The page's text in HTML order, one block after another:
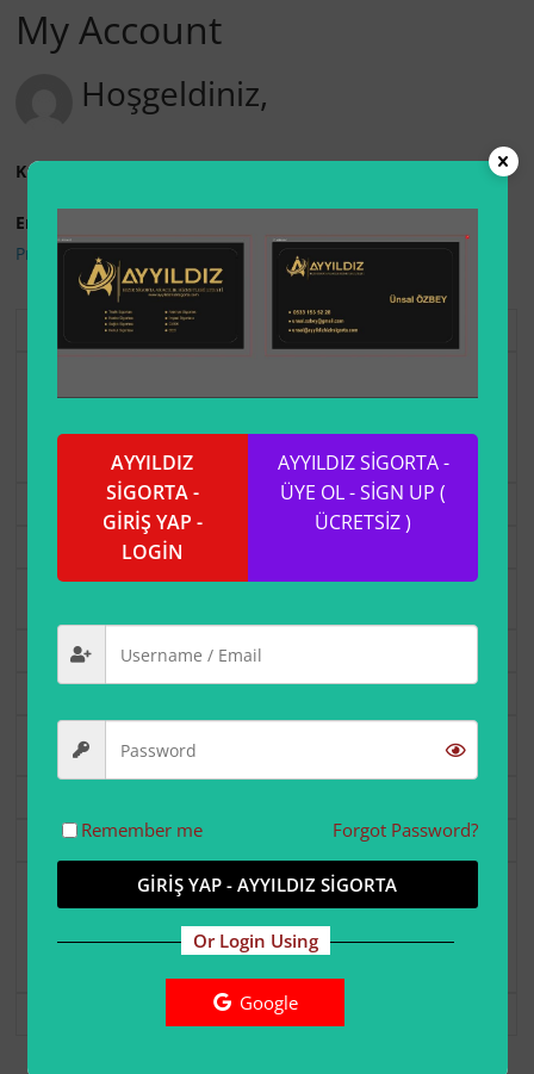
My Account
Hoşgeldiniz,
Kullanıcı Adı:
Email:
Profili Düzenle
| Çıkış Yap
1 Year Membership
sonra sona erer.
Geography
USD 6.00şimdi.
AYYILDIZ
SİGORTA -
GİRİŞ YAP -
LOGİN
AYYILDIZ SİGORTA -
ÜYE OL - SİGN UP (
ÜCRETSİZ )
Remember me Forgot Password?
GİRİŞ YAP - AYYILDIZ SİGORTA
Or Login Using
Google